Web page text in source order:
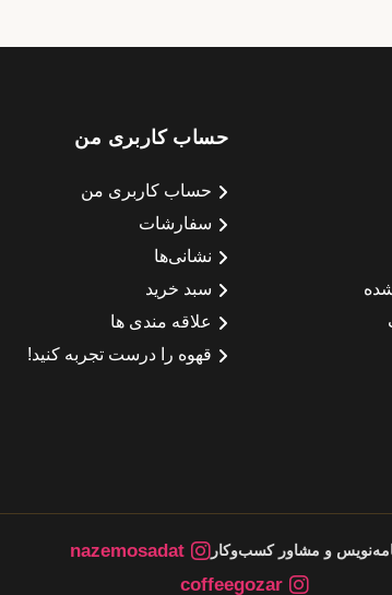
حساب کاربری من
حساب کاربری من
سفارشات
نشانی‌ها
سبد خرید
علاقه مندی ها
قهوه را درست تجربه کنید!
و مشاور کسب‌وکار
nazemosadat
coffeegozar